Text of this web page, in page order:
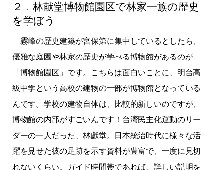
２．林献堂博物館園区で林家一族の歴史
を学ぼう
霧峰の歴史建築が宮保第に集中しているとしたら、
優雅な庭園や林家の歴史が学べる博物館があるのが
「博物館園区」です。こちらは面白いことに、明台高
級中学という高校の建物の一部が博物館となっている
んです。学校の建物自体は、比較的新しいのですが、
博物館の内部がすごいんです！台湾民主化運動のリー
ダーの一人だった、林獻堂。日本統治時代に様々な活
躍を見せた彼の足跡を示す資料が豊富で、一度に見切
れないくらい。ガイド時間帯であれば、詳しい説明を